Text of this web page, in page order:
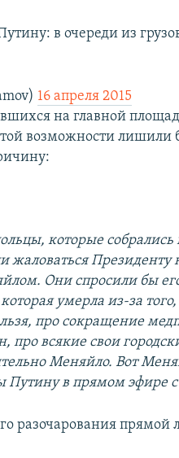
в очереди из
16 апреля 2015
на главной
возможности лишили
которые
жаловаться Президенту
Они спросили бы
умерла из-за
про сокращение
всякие свои
Меняйло. Вот
Путину в прямом эфире
разочарования